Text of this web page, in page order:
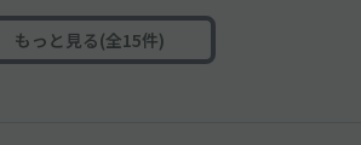
もっと見る(全15件)